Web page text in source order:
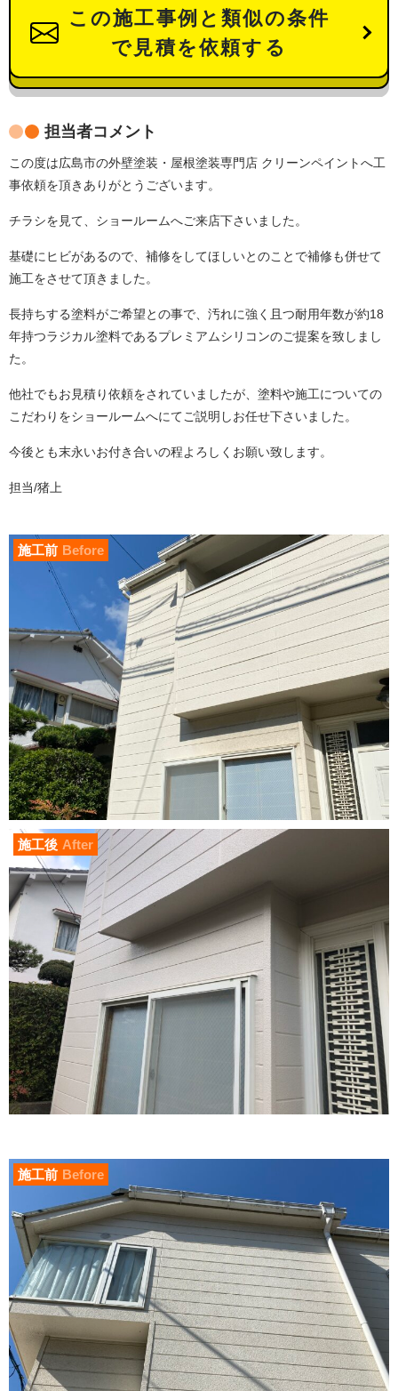
この施工事例と類似の条件
で見積を依頼する
担当者コメント
この度は広島市の外壁塗装・屋根塗装専門店 クリーンペイントへ工
事依頼を頂きありがとうございます。
チラシを見て、ショールームへご来店下さいました。
基礎にヒビがあるので、補修をしてほしいとのことで補修も併せて
施工をさせて頂きました。
長持ちする塗料がご希望との事で、汚れに強く且つ耐用年数が約18
年持つラジカル塗料であるプレミアムシリコンのご提案を致しまし
た。
他社でもお見積り依頼をされていましたが、塗料や施工についての
こだわりをショールームへにてご説明しお任せ下さいました。
今後とも末永いお付き合いの程よろしくお願い致します。
担当/猪上
施工前 Before
施工後 After
施工前 Before